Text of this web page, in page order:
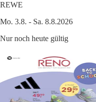
REWE
Mo. 3.8. - Sa. 8.8.2026
Nur noch heute gültig